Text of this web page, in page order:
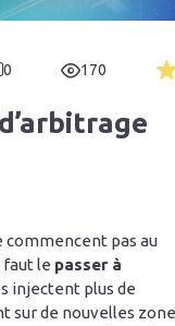
0 170
commencent pas au
faut le passer à
injectent plus de
sur de nouvelles